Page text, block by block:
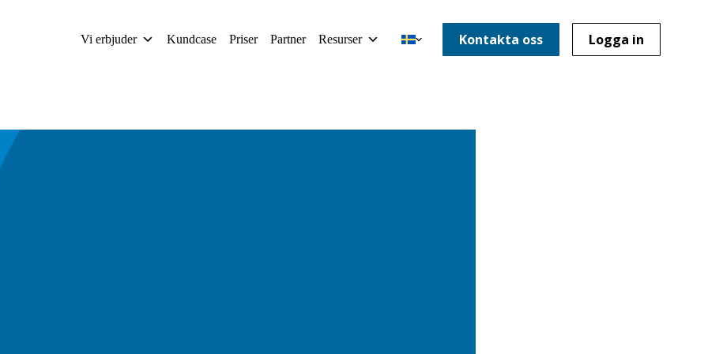
Vi erbjuder Kundcase Priser Partner Resurser Kontakta oss Logga in